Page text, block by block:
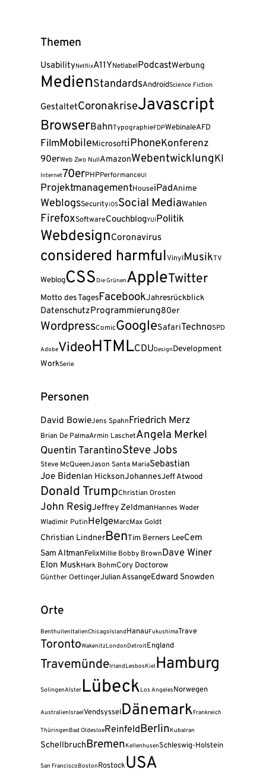
Themen
UsabilityNetflixA11YNetlabelPodcastWerbung
MedienStandardsAndroidScience Fiction
GestaltetCoronakriseJavascript
BrowserBahnTypographieFDPWebinaleAFD
FilmMobileMicrosoftiPhoneKonferenz
90erWeb Zwo NullAmazonWebentwicklungKI
Internet70erPHPPerformanceUI
ProjektmanagementHouseiPadAnime
WeblogsSecurityiOSSocial MediaWahlen
FirefoxSoftwareCouchblogYUIPolitik
WebdesignCoronavirus
considered harmfulVinylMusikTV
WeblogCSS Die GrünenAppleTwitter
Motto des TagesFacebookJahresrückblick
DatenschutzProgrammierung80er
WordpressComicGoogleSafariTechnoSPD
AdobeVideoHTMLCDUDesignDevelopment
WorkSerie
Personen
David BowieJens SpahnFriedrich Merz
Brian De PalmaArmin LaschetAngela Merkel
Quentin TarantinoSteve Jobs
Steve McQueenJason Santa MariaSebastian
Joe BidenIan HicksonJohannesJeff Atwood
Donald TrumpChristian Drosten
John ResigJeffrey ZeldmanHannes Wader
Wladimir PutinHelgeMarcMax Goldt
Christian LindnerBenTim Berners LeeCem
Sam AltmanFelixMillie Bobby BrownDave Winer
Elon MuskHark BohmCory Doctorow
Günther OettingerJulian AssangeEdward Snowden
Orte
BenthullenItalienChicagoIslandHanauFukushimaTrave
TorontoWakenitzLondonDetroitEngland
TravemündeIrlandLesbosKiel Hamburg
SolingenAlster LübeckLos AngelesNorwegen
AustralienIsraelVendsysselDänemarkFrankreich
ThüringenBad OldesloeReinfeldBerlinKubaIran
SchellbruchBremenKellenhusenSchleswig-Holstein
San FranciscoBostonRostockUSA